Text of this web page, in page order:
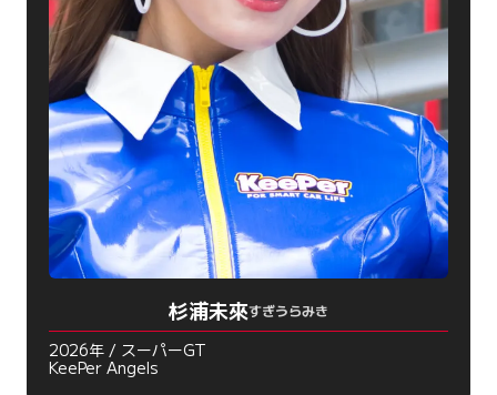
杉浦未來すぎうらみき
2026年 / スーパーGT
KeePer Angels